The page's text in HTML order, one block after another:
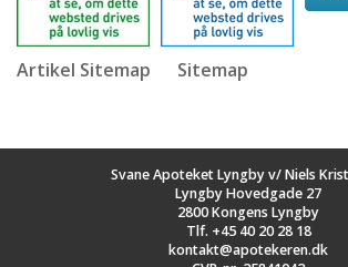
Artikel Sitemap Sitemap
Svane Apoteket Lyngby v/ Niels
Lyngby Hovedgade 27
2800 Kongens Lyngby
Tlf. +45 40 20 28 18
kontakt@apotekeren.dk